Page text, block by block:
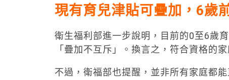
現有育兒津貼可疊加，6歲
衛生福利部進一步說明，目前的0至6歲
「疊加不互斥」。換言之，符合資格的
不過，衛福部也提醒，並非所有家庭都